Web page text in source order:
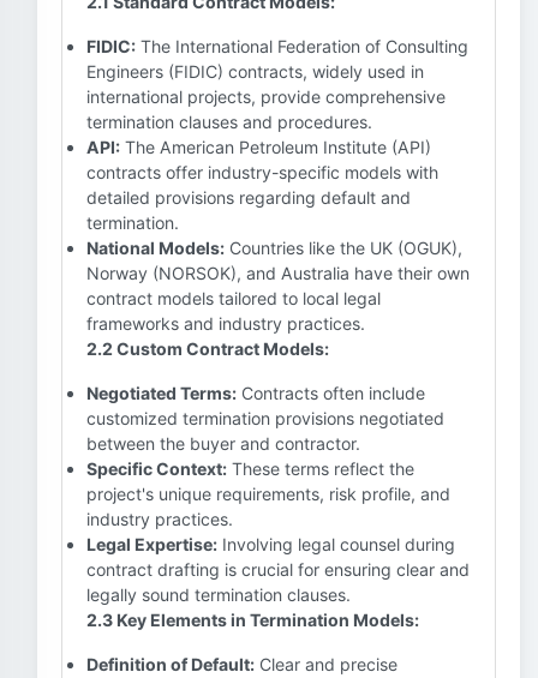
FIDIC: The International Federation of Consulting
Engineers (FIDIC) contracts, widely used in
international projects, provide comprehensive
termination clauses and procedures.
API: The American Petroleum Institute (API)
contracts offer industry-specific models with
detailed provisions regarding default and
termination.
National Models: Countries like the UK (OGUK),
Norway (NORSOK), and Australia have their own
contract models tailored to local legal
frameworks and industry practices.
2.2 Custom Contract Models:
Negotiated Terms: Contracts often include
customized termination provisions negotiated
between the buyer and contractor.
Specific Context: These terms reflect the
project's unique requirements, risk profile, and
industry practices.
Legal Expertise: Involving legal counsel during
contract drafting is crucial for ensuring clear and
legally sound termination clauses.
2.3 Key Elements in Termination Models:
Definition of Default: Clear and precise